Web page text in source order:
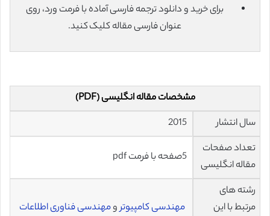
برای خرید و دانلود ترجمه فارسی آماده با فرمت ورد، روی
عنوان فارسی مقاله کلیک کنید.
مشخصات مقاله انگلیسی (PDF)
سال انتشار
تعداد صفحات
مقاله انگلیسی
رشته های
مرتبط با این
مهندسی کامپیوترومهندسی فناوری اطلاعات